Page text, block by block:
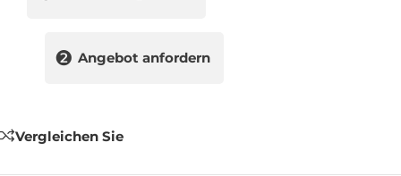
❷ Angebot anfordern
Vergleichen Sie